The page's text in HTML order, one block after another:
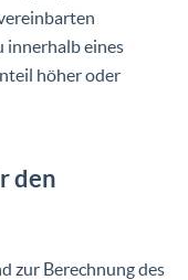
innerhalb eines
höher oder
den
zur Berechnung des